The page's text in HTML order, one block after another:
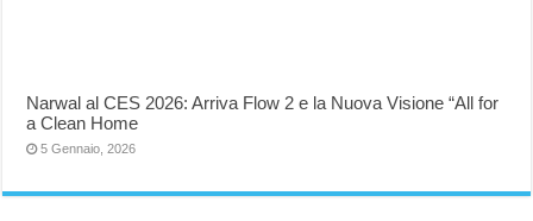
Narwal al CES 2026: Arriva Flow 2 e la Nuova Visione “All for
a Clean Home
5 Gennaio, 2026